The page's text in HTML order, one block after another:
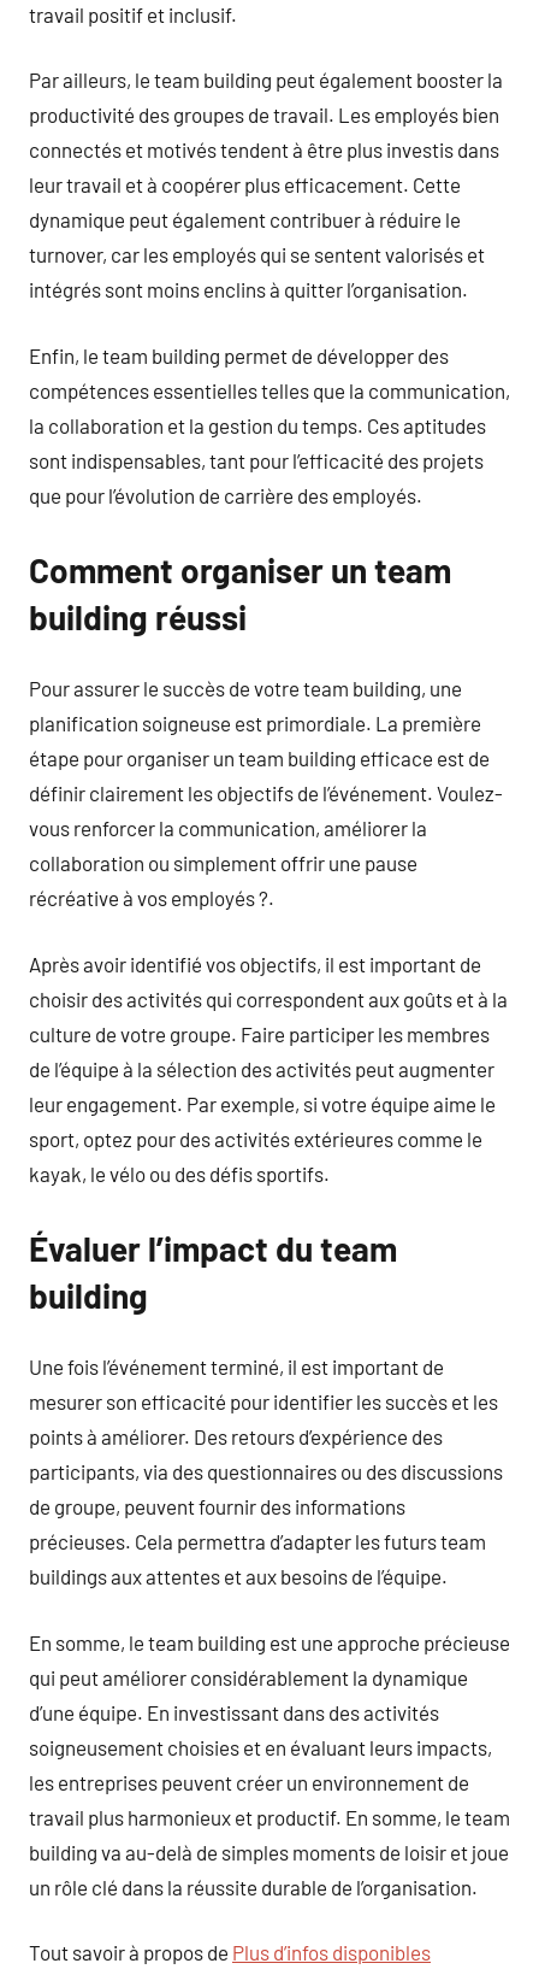
travail positif et inclusif.
Par ailleurs, le team building peut également booster la
productivité des groupes de travail. Les employés bien
connectés et motivés tendent à être plus investis dans
leur travail et à coopérer plus efficacement. Cette
dynamique peut également contribuer à réduire le
turnover, car les employés qui se sentent valorisés et
intégrés sont moins enclins à quitter l’organisation.
Enfin, le team building permet de développer des
compétences essentielles telles que la communication,
la collaboration et la gestion du temps. Ces aptitudes
sont indispensables, tant pour l’efficacité des projets
que pour l’évolution de carrière des employés.
Comment organiser un team
building réussi
Pour assurer le succès de votre team building, une
planification soigneuse est primordiale. La première
étape pour organiser un team building efficace est de
définir clairement les objectifs de l’événement. Voulez-
vous renforcer la communication, améliorer la
collaboration ou simplement offrir une pause
récréative à vos employés ?.
Après avoir identifié vos objectifs, il est important de
choisir des activités qui correspondent aux goûts et à la
culture de votre groupe. Faire participer les membres
de l’équipe à la sélection des activités peut augmenter
leur engagement. Par exemple, si votre équipe aime le
sport, optez pour des activités extérieures comme le
kayak, le vélo ou des défis sportifs.
Évaluer l’impact du team
building
Une fois l’événement terminé, il est important de
mesurer son efficacité pour identifier les succès et les
points à améliorer. Des retours d’expérience des
participants, via des questionnaires ou des discussions
de groupe, peuvent fournir des informations
précieuses. Cela permettra d’adapter les futurs team
buildings aux attentes et aux besoins de l’équipe.
En somme, le team building est une approche précieuse
qui peut améliorer considérablement la dynamique
d’une équipe. En investissant dans des activités
soigneusement choisies et en évaluant leurs impacts,
les entreprises peuvent créer un environnement de
travail plus harmonieux et productif. En somme, le team
building va au-delà de simples moments de loisir et joue
un rôle clé dans la réussite durable de l’organisation.
Tout savoir à propos de Plus d’infos disponibles